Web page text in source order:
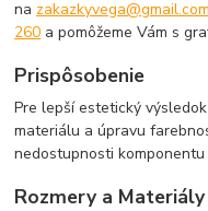
na zakazkyvega@gmail.com
260 a pomôžeme Vám s
Prispôsobenie
Pre lepší estetický
materiálu a úpravu
nedostupnosti
Rozmery a Materiály